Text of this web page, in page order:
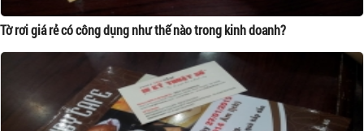
Tờ rơi giá rẻ có công dụng như thế nào trong kinh doanh?